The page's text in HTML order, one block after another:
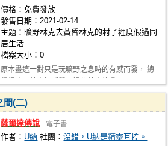
價格：免費發放
發售日期：2021-02-14
主題：曠野林克去黃昏林克的村子裡度假過同
居生活
檔案大小：0
原本畫這一對只是玩曠野之息時的有感而發， 總
間(二)
薩爾達傳說 電子書
作者： U納 社團：沒錯，U納是精靈耳控。